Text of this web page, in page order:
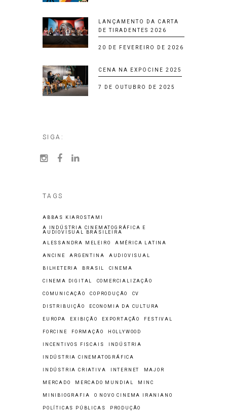
LANÇAMENTO DA CARTA
DE TIRADENTES 2026
20 DE FEVEREIRO DE 2026
CENA NA EXPOCINE 2025
7 DE OUTUBRO DE 2025
SIGA:
TAGS
ABBAS KIAROSTAMI
A INDÚSTRIA CINEMATOGRÁFICA E
AUDIOVISUAL BRASILEIRA
ALESSANDRA MELEIRO AMÉRICA LATINA
ANCINE ARGENTINA AUDIOVISUAL
BILHETERIA BRASIL CINEMA
CINEMA DIGITAL COMERCIALIZAÇÃO
COMUNICAÇÃO COPRODUÇÃO CV
DISTRIBUIÇÃO ECONOMIA DA CULTURA
EUROPA EXIBIÇÃO EXPORTAÇÃO FESTIVAL
FORCINE FORMAÇÃO HOLLYWOOD
INCENTIVOS FISCAIS INDÚSTRIA
INDÚSTRIA CINEMATOGRÁFICA
INDÚSTRIA CRIATIVA INTERNET MAJOR
MERCADO MERCADO MUNDIAL MINC
MINIBIOGRAFIA O NOVO CINEMA IRANIANO
POLÍTICAS PÚBLICAS PRODUÇÃO